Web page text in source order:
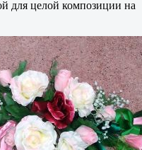
для целой композиции на